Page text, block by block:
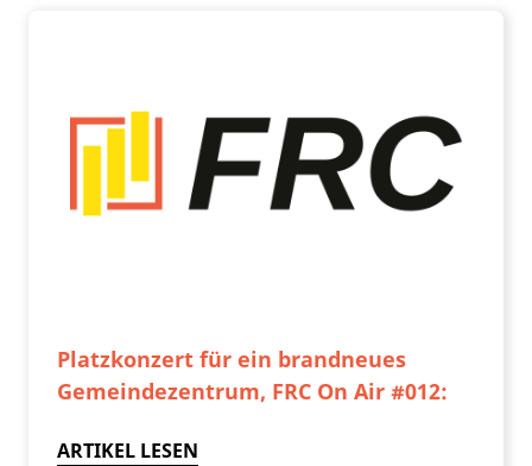
Platzkonzert für ein brandneues
Gemeindezentrum, FRC On Air #012:
ARTIKEL LESEN